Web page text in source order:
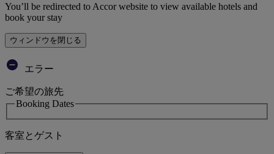
You’ll be redirected to Accor website to view available hotels and
book your stay
ウィンドウを閉じる
エラー
ご希望の旅先
Booking Dates
客室とゲスト